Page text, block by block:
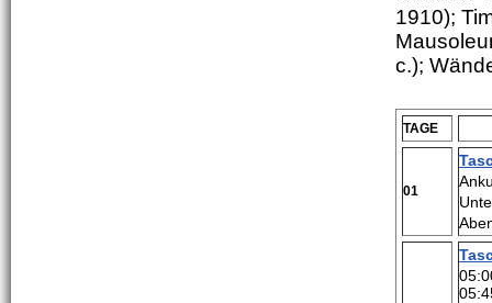
1910);
c.);
TAGE
01